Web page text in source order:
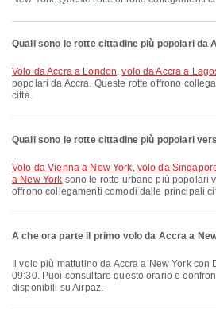
Quali sono le rotte cittadine più popolari da
volo da Accra a London,volo da Accra a
popolari da Accra. Queste rotte offrono
città.
Quali sono le rotte cittadine più popolari
volo da Vienna a New York, volo da
a New York sono le rotte urbane più popolari
offrono collegamenti comodi dalle principali
A che ora parte il primo volo da Accra a
09:30. Puoi consultare questo orario e
disponibili su Airpaz.